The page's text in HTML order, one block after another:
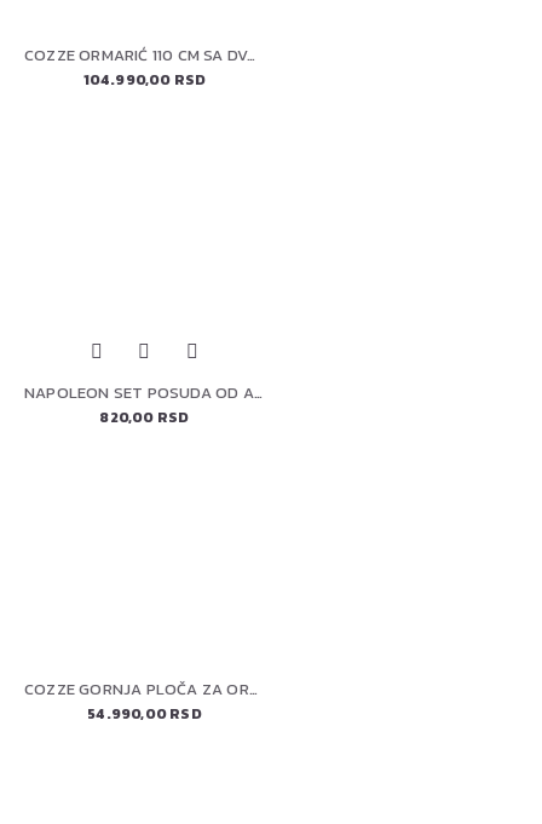
COZZE ORMARIĆ 110 CM SA DVOSTRUKIM VRATIMA (90216) ELEMENT
104.990,00 RSD
NAPOLEON SET POSUDA OD ALUMINIJUMA 5/1 62006 (za TravelQ™ Seriju)
820,00 RSD
COZZE GORNJA PLOČA ZA ORMARE 110 CM (90224) ELEMENT
54.990,00 RSD